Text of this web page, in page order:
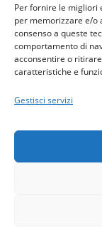
Per fornire le migliori
per memorizzare e/o
consenso a queste
comportamento di
acconsentire o
caratteristiche e
Gestisci servizi
FRIULI